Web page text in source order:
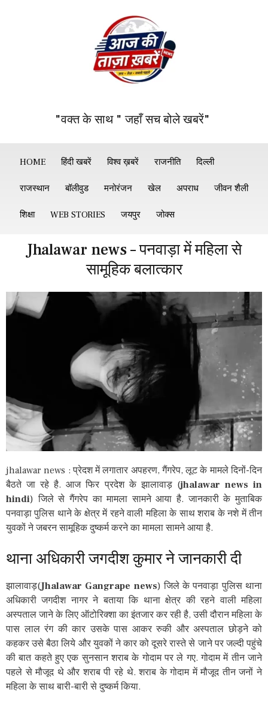
"वक्त के साथ " जहाँ सच बोले खबरें"
HOME हिंदी खबरें विश्व ख़बरें राजनीति दिल्ली
राजस्थान बॉलीवुड मनोरंजन खेल अपराध जीवन शैली
शिक्षा WEB STORIES जयपुर जोक्स
Jhalawar news – पनवाड़ा में महिला से
सामूहिक बलात्कार
jhalawar news : प्रेदश में लगातार अपहरण, गैंगरेप, लूट के मामले दिनों-दिन
बैठते जा रहे है. आज फिर प्रदेश के झालावाड़ (jhalawar news in
hindi) जिले से गैंगरेप का मामला सामने आया है. जानकारी के मुताबिक
पनवाड़ा पुलिस थाने के क्षेत्र में रहने वाली महिला के साथ शराब के नशे में तीन
युवकों ने जबरन सामूहिक दुष्कर्म करने का मामला सामने आया है.
थाना अधिकारी जगदीश कुमार ने जानकारी दी
झालावाड़(Jhalawar Gangrape news) जिले के पनवाड़ा पुलिस थाना
अधिकारी जगदीश नागर ने बताया कि थाना क्षेत्र की रहने वाली महिला
अस्पताल जाने के लिए ऑटोरिक्शा का इंतजार कर रही है, उसी दौरान महिला के
पास लाल रंग की कार उसके पास आकर रुकी और अस्पताल छोड़ने को
कहकर उसे बैठा लिये और युवकों ने कार को दूसरे रास्ते से जाने पर जल्दी पहुंचे
की बात कहते हुए एक सुनसान शराब के गोदाम पर ले गए. गोदाम में तीन जाने
पहले से मौजूद थे और शराब पी रहे थे. शराब के गोदाम में मौजूद तीन जनों ने
महिला के साथ बारी-बारी से दुष्कर्म किया.